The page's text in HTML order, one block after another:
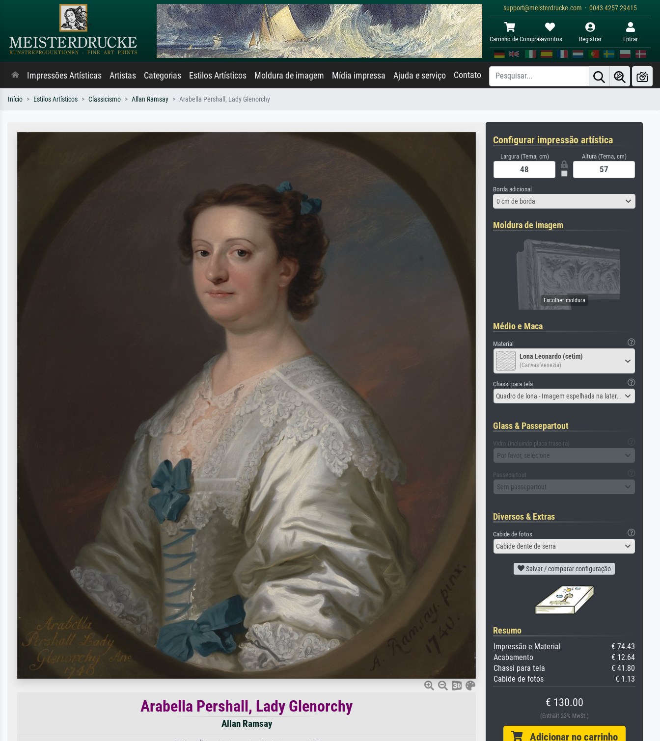
support@meisterdrucke.com · 0043 4257 29415
Carrinho de ComprasFavoritos Registrar Entrar
Impressões Artísticas Artistas Categorias Estilos Artísticos Moldura de imagem Mídia impressa Ajuda e serviço Contato
Início Estilos Artísticos Classicismo Allan Ramsay Arabella Pershall, Lady Glenorchy
Arabella Pershall, Lady Glenorchy
Allan Ramsay
Configurar impressão artística
Largura (Tema, cm) Altura (Tema, cm)
Borda adicional
0 cm de borda
Moldura de imagem
Médio e Maca
Material
Lona Leonardo (cetim)
(Canvas Venezia)
Chassi para tela
Quadro de lona - Imagem espelhada na lateral
Glass & Passepartout
Vidro (incluindo placa traseira)
Por favor, selecione
Passepartout
Sem passepartout
Diversos & Extras
Cabide de fotos
Cabide dente de serra
Salvar / comparar configuração
Resumo
Impressão e Material
€ 74.43
Acabamento
€ 12.64
Chassi para tela
€ 41.80
Cabide de fotos
€ 1.13
€ 130.00
(Enthält 23% MwSt.)
Adicionar no carrinho